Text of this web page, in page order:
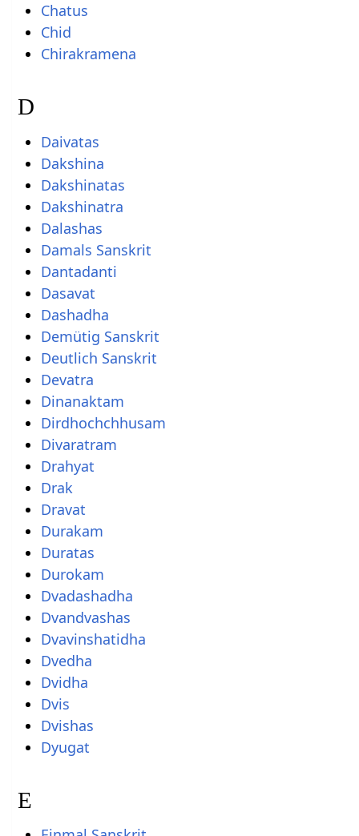
Chatus
Chid
Chirakramena
D
Daivatas
Dakshina
Dakshinatas
Dakshinatra
Dalashas
Damals Sanskrit
Dantadanti
Dasavat
Dashadha
Demütig Sanskrit
Deutlich Sanskrit
Devatra
Dinanaktam
Dirdhochchhusam
Divaratram
Drahyat
Drak
Dravat
Durakam
Duratas
Durokam
Dvadashadha
Dvandvashas
Dvavinshatidha
Dvedha
Dvidha
Dvis
Dvishas
Dyugat
E